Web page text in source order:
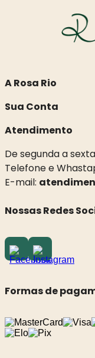
A Rosa Rio
Sua Conta
Atendimento
De segunda a
Telefone e
E-mail:
Nossas Redes
Formas de